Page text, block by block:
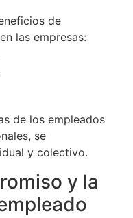
de
las empresas:
de los empleados
se
y colectivo.
y la